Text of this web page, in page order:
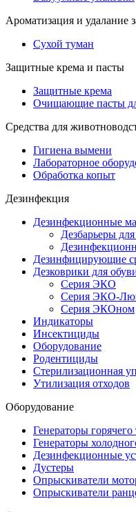
Ароматизация и удалание
Сухой туман
Защитные крема и пасты
Защитные крема
Очищающие пасты
Средства для
Гигиена вымени
Лабораторное
Обработка копыт
Дезинфекция
Дезинфекционные
Дезбарьеры
Дезинфицирующие
Дезковрики для
Серия ЭКО
Серия ЭКО-
Серия ЭКОном
Индикаторы
Инсектициды
Оборудование
Родентициды
Стерилизационная
Утилизация отходов
Оборудование
Генераторы горячего
Генераторы
Дезинфекционные
Дустеры
Опрыскиватели
Опрыскиватели